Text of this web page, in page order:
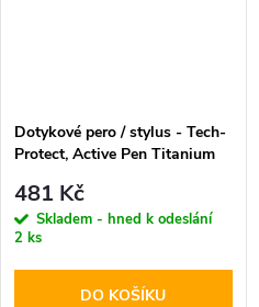
Dotykové pero / stylus - Tech-
Protect, Active Pen Titanium
481 Kč
Skladem - hned k odeslání
2 ks
DO KOŠÍKU